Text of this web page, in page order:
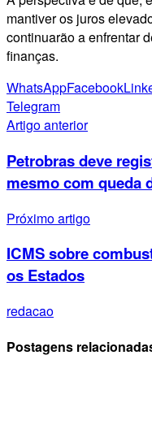
mantiver os juros
continuarão a enfrentar
finanças.
WhatsAppFacebook
Telegram
Artigo anterior
Petrobras deve
mesmo com queda
Próximo artigo
ICMS sobre
os Estados
redacao
Postagens